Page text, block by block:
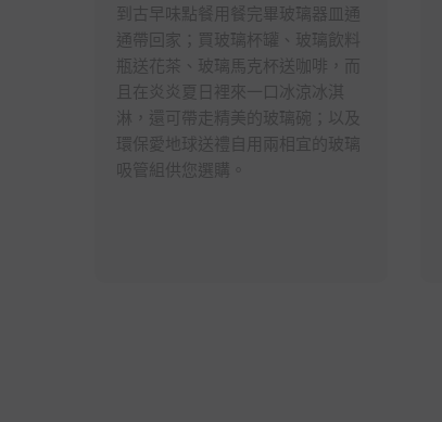
到古早味點餐用餐完畢玻璃器皿通
通帶回家；買玻璃杯罐、玻璃飲料
瓶送花茶、玻璃馬克杯送咖啡，而
且在炎炎夏日裡來一口冰涼冰淇
淋，還可帶走精美的玻璃碗；以及
環保愛地球送禮自用兩相宜的玻璃
吸管組供您選購。